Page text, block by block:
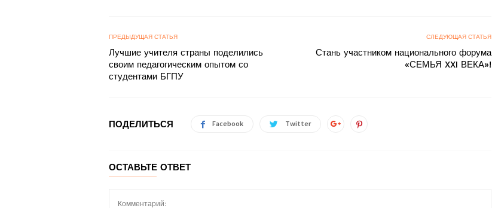
ПРЕДЫДУЩАЯ СТАТЬЯ
Лучшие учителя страны поделились
своим педагогическим опытом со
студентами БГПУ
СЛЕДУЮЩАЯ СТАТЬЯ
Стань участником национального форума
«СЕМЬЯ XXI ВЕКА»!
ПОДЕЛИТЬСЯ Facebook Twitter
ОСТАВЬТЕ ОТВЕТ